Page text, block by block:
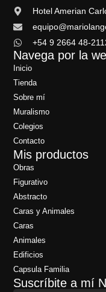
Hotel Amerian
+54 9 2664 48-
Navega por la
Inicio
Tienda
Sobre mí
Muralismo
Colegios
Contacto
Mis productos
Obras
Figurativo
Abstracto
Caras y Animales
Caras
Animales
Edificios
Capsula Familia
Suscríbite a mí